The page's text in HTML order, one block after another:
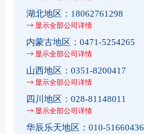
湖北地区： 18062761298
显示全部公司详情
内蒙古地区： 0471-5254265
显示全部公司详情
山西地区： 0351-8200417
显示全部公司详情
四川地区： 028-81148011
显示全部公司详情
华辰乐天地区： 010-51660436